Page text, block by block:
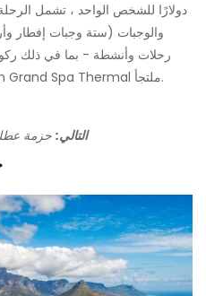
دولارًا للشخص الواحد ، تشمل
رحلات وأنشطة - بما في ذلك
جندول الغابات المطيرة و Tabacón Grand Spa Thermal ملتجأ.
التالي: حزمة